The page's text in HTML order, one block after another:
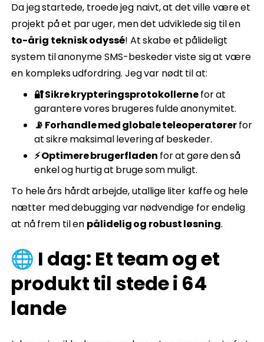
Da jeg startede, troede jeg naivt, at det ville være et
projekt på et par uger, men det udviklede sig til en
to-årig teknisk odyssé! At skabe et pålideligt
system til anonyme SMS-beskeder viste sig at være
en kompleks udfordring. Jeg var nødt til at:
🔐 Sikre krypteringsprotokollernefor at
garantere vores brugeres fulde anonymitet.
📡 Forhandle med globale teleoperatørerfor
at sikre maksimal levering af beskeder.
⚡ Optimere brugerfladen for at gøre den så
enkel og hurtig at bruge som muligt.
To hele års hårdt arbejde, utallige liter kaffe og hele
nætter med debugging var nødvendige for endelig
at nå frem til en pålidelig og robust løsning.
🌐 I dag: Et team og et
produkt til stede i 64
lande